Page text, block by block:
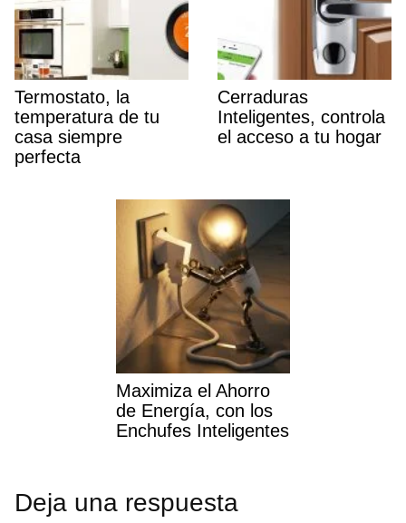
Termostato, la
temperatura de tu
casa siempre
perfecta
Cerraduras
Inteligentes, controla
el acceso a tu hogar
Maximiza el Ahorro
de Energía, con los
Enchufes Inteligentes
Deja una respuesta